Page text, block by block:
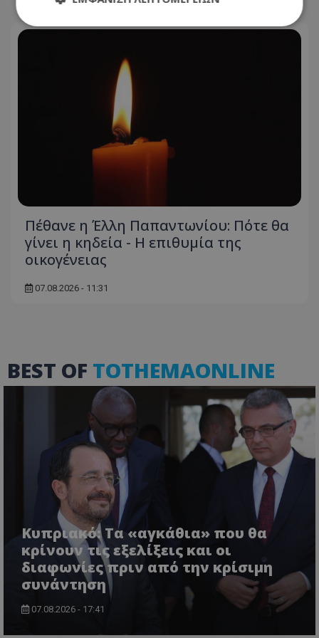
Πέθανε η Έλλη Παπαντωνίου: Πότε θα
γίνει η κηδεία - Η επιθυμία της
οικογένειας
07.08.2026 - 11:31
BEST OF TOTHEMAONLINE
Κυπριακό: Τα «αγκάθια» που θα
κρίνουν τις εξελίξεις και οι
διαφωνίες πριν από την κρίσιμη
συνάντηση
07.08.2026 - 17:41
Απολύτως απαραίτητα
Στόχευσης
Τα απολύτως απαραίτητα cookies επιτρέπουν
βασικές λειτουργίες του ιστότοπου, όπως τη
σύνδεση χρήστη και τη διαχείριση λογαριασμού.
Ο ιστότοπος δεν μπορεί να χρησιμοποιηθεί σωστά
usprivacy
.lifenewscy.tothemaonline.com
VISITOR_PRIVACY_METADATA
.youtube.com